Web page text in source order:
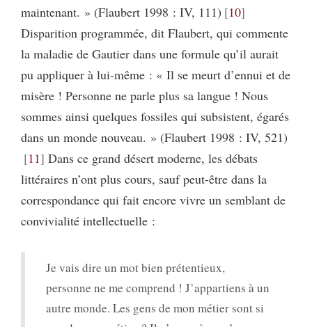
maintenant. » (Flaubert 1998 : IV, 111) 10
Disparition programmée, dit Flaubert, qui commente
la maladie de Gautier dans une formule qu’il aurait
pu appliquer à lui-même : « Il se meurt d’ennui et de
misère ! Personne ne parle plus sa langue ! Nous
sommes ainsi quelques fossiles qui subsistent, égarés
dans un monde nouveau. » (Flaubert 1998 : IV, 521)
11 Dans ce grand désert moderne, les débats
littéraires n’ont plus cours, sauf peut-être dans la
correspondance qui fait encore vivre un semblant de
convivialité intellectuelle :
Je vais dire un mot bien prétentieux,
personne ne me comprend ! J’appartiens à un
autre monde. Les gens de mon métier sont si